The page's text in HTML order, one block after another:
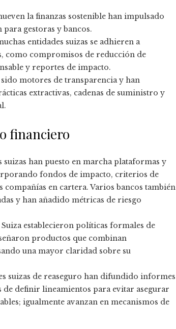
la finanzas sostenible han impulsado
gestoras y bancos.
entidades suizas se adhieren a
como compromisos de reducción de
y reportes de impacto.
sido motores de transparencia y han
extractivas, cadenas de suministro y
financiero
suizas han puesto en marcha plataformas y
fondos de impacto, criterios de
en cartera. Varios bancos también
y han añadido métricas de riesgo
establecieron políticas formales de
productos que combinan
una mayor claridad sobre su
suizas de reaseguro han difundido informes
de definir lineamientos para evitar asegurar
igualmente avanzan en mecanismos de